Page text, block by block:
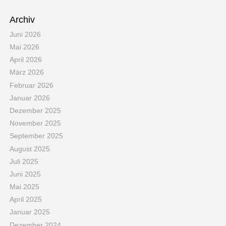
Archiv
Juni 2026
Mai 2026
April 2026
März 2026
Februar 2026
Januar 2026
Dezember 2025
November 2025
September 2025
August 2025
Juli 2025
Juni 2025
Mai 2025
April 2025
Januar 2025